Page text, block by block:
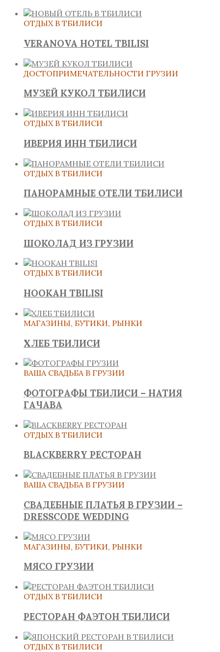
ОТДЫХ В ТБИЛИСИ
VERANOVA HOTEL TBILISI
ДОСТОПРИМЕЧАТЕЛЬНОСТИ ГРУЗИИ
МУЗЕЙ КУКОЛ ТБИЛИСИ
ОТДЫХ В ТБИЛИСИ
ИВЕРИЯ ИНН ТБИЛИСИ
ОТДЫХ В ТБИЛИСИ
ПАНОРАМНЫЕ ОТЕЛИ ТБИЛИСИ
ОТДЫХ В ТБИЛИСИ
ШОКОЛАД ИЗ ГРУЗИИ
ОТДЫХ В ТБИЛИСИ
HOOKAH TBILISI
МАГАЗИНЫ, БУТИКИ, РЫНКИ
ХЛЕБ ТБИЛИСИ
ВАША СВАДЬБА В ГРУЗИИ
ФОТОГРАФЫ ТБИЛИСИ – НАТИЯ
ГАЧАВА
ОТДЫХ В ТБИЛИСИ
BLACKBERRY РЕСТОРАН
ВАША СВАДЬБА В ГРУЗИИ
СВАДЕБНЫЕ ПЛАТЬЯ В ГРУЗИИ –
DRESSCODE WEDDING
МАГАЗИНЫ, БУТИКИ, РЫНКИ
МЯСО ГРУЗИИ
ОТДЫХ В ТБИЛИСИ
РЕСТОРАН ФАЭТОН ТБИЛИСИ
ОТДЫХ В ТБИЛИСИ